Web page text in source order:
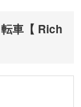
車【 Rich